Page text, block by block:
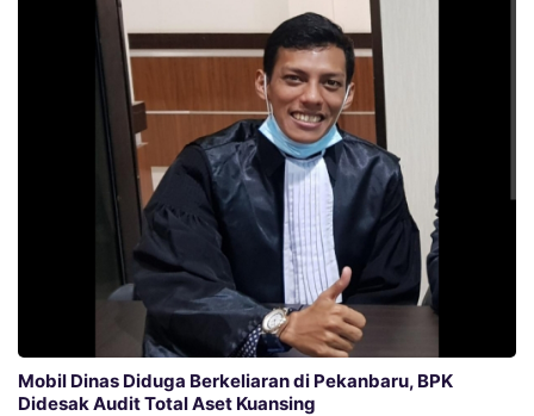
Mobil Dinas Diduga Berkeliaran di Pekanbaru, BPK
Didesak Audit Total Aset Kuansing